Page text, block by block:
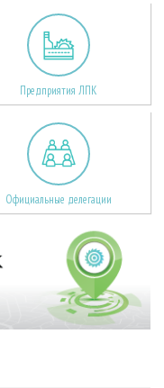
Предприятия ЛПК
Официальные делегации